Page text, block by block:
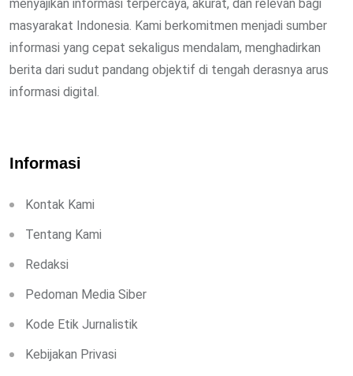
menyajikan informasi terpercaya, akurat, dan relevan bagi
masyarakat Indonesia. Kami berkomitmen menjadi sumber
informasi yang cepat sekaligus mendalam, menghadirkan
berita dari sudut pandang objektif di tengah derasnya arus
informasi digital.
Informasi
Kontak Kami
Tentang Kami
Redaksi
Pedoman Media Siber
Kode Etik Jurnalistik
Kebijakan Privasi